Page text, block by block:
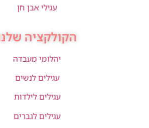
עגילי אבן חן
הקולקציה
יהלומי מעבדה
עגילים לנשים
עגילים לילדות
עגילים לגברים